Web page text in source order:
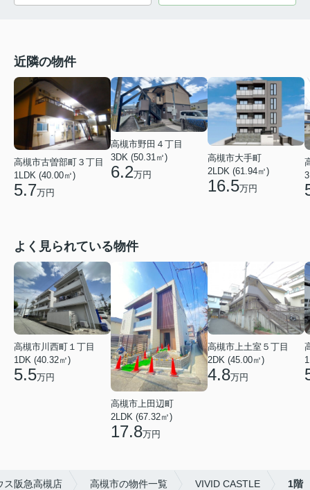
近隣の物件
高槻市古曽部町３丁目
1LDK (40.00㎡)
5.7万円
高槻市野田４丁目
3DK (50.31㎡)
6.2万円
高槻市大手町
2LDK (61.94㎡)
16.5万円
よく見られている物件
高槻市川西町１丁目
1DK (40.32㎡)
5.5万円
高槻市上田辺町
2LDK (67.32㎡)
17.8万円
高槻市上土室５丁目
2DK (45.00㎡)
4.8万円
ス阪急高槻店 高槻市の物件一覧 VIVID CASTLE 1階